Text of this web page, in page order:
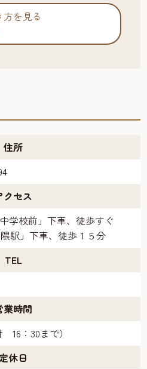
方を見る
住所
クセス
学校前」下車、徒歩すぐ
駅」下車、徒歩１５分
TEL
業時間
16：30まで）
休日